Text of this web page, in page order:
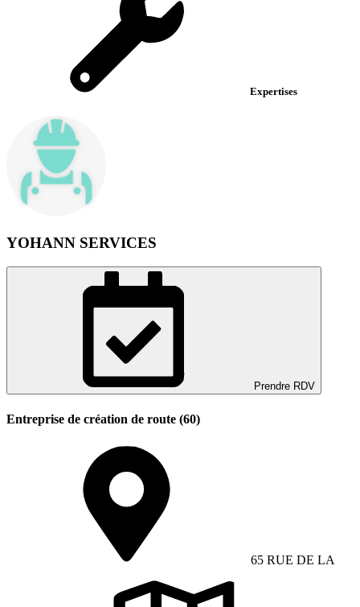
Expertises
YOHANN SERVICES
Prendre RDV
Entreprise de création de route (60)
65 RUE DE LA